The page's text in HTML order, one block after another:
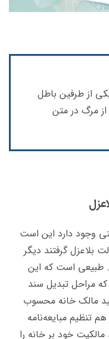
از طرفین باطل
مرگ در متن
وجود دارد این است
بلاعزل گرفتند دیگر
طبیعی است که این
مراحل تبدیل سند
مالک خانه محسوب
تنظیم مبایعه‌نامه
خود بر خانه را